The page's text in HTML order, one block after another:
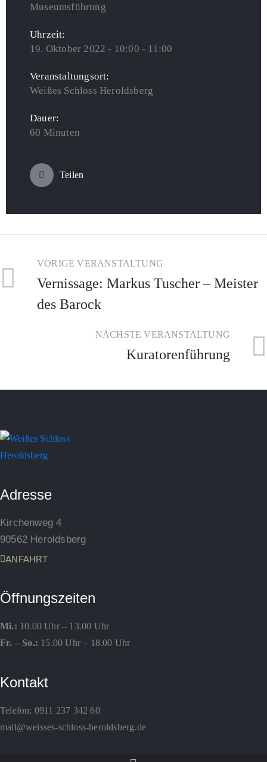
Museumsführung
Uhrzeit:
19. Oktober 2022 - 10:00 - 11:00
Veranstaltungsort:
Weißes Schloss Heroldsberg
Dauer:
60 Minuten
Teilen
VORIGE VERANSTALTUNG
Vernissage: Markus Tuscher – Meister
des Barock
NÄCHSTE VERANSTALTUNG
Kuratorenführung
Adresse
Kirchenweg 4
90562 Heroldsberg
ANFAHRT
Öffnungszeiten
Mi.: 10.00 Uhr – 13.00 Uhr
Fr. – So.: 15.00 Uhr – 18.00 Uhr
Kontakt
Telefon: 0911 237 342 60
mail@weisses-schloss-heroldsberg.de